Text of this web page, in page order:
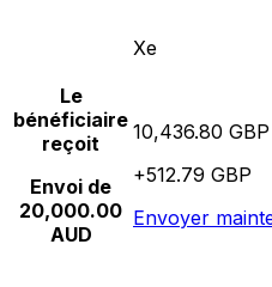
Xe
Le
bénéficiaire
reçoit
Envoi de
20,000.00
AUD
10,436.80 GBP
+512.79 GBP
Envoyer